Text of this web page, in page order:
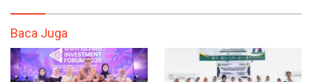
Baca Juga